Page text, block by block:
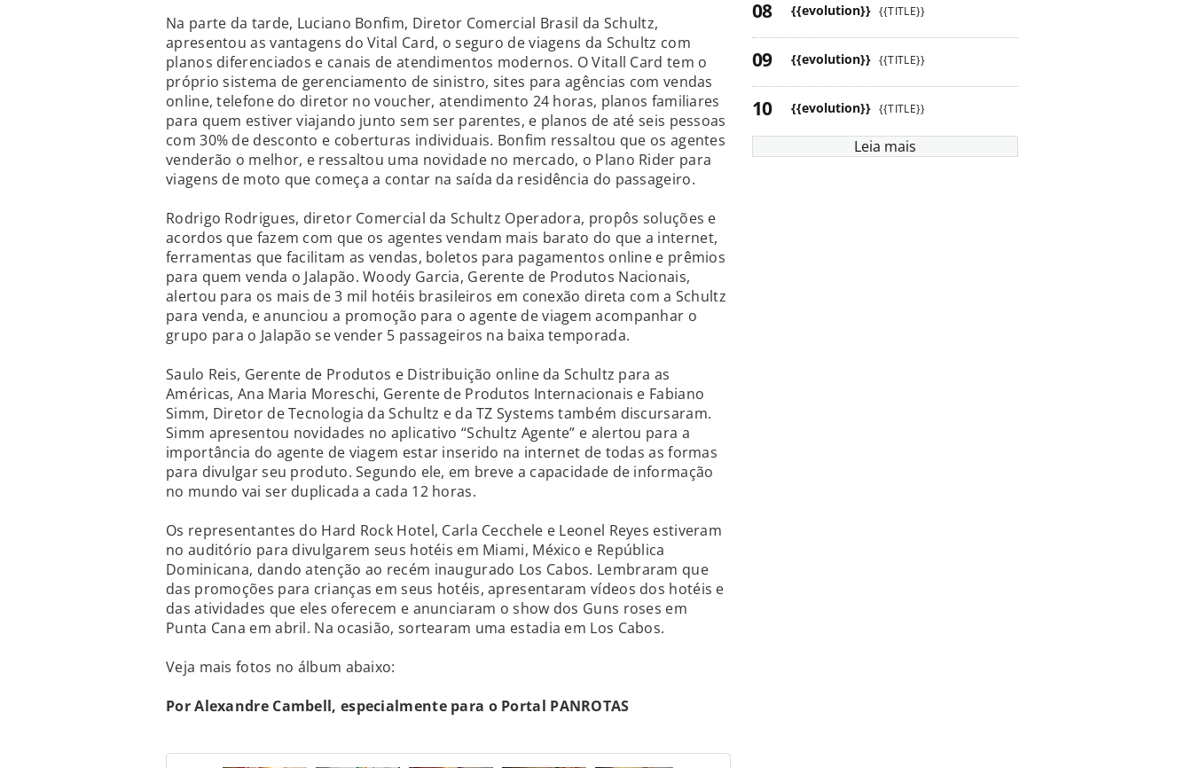
Na parte da tarde, Luciano Bonfim, Diretor Comercial Brasil da Schultz,
apresentou as vantagens do Vital Card, o seguro de viagens da Schultz com
planos diferenciados e canais de atendimentos modernos. O Vitall Card tem o
próprio sistema de gerenciamento de sinistro, sites para agências com vendas
online, telefone do diretor no voucher, atendimento 24 horas, planos familiares
para quem estiver viajando junto sem ser parentes, e planos de até seis pessoas
com 30% de desconto e coberturas individuais. Bonfim ressaltou que os agentes
venderão o melhor, e ressaltou uma novidade no mercado, o Plano Rider para
viagens de moto que começa a contar na saída da residência do passageiro.
Rodrigo Rodrigues, diretor Comercial da Schultz Operadora, propôs soluções e
acordos que fazem com que os agentes vendam mais barato do que a internet,
ferramentas que facilitam as vendas, boletos para pagamentos online e prêmios
para quem venda o Jalapão. Woody Garcia, Gerente de Produtos Nacionais,
alertou para os mais de 3 mil hotéis brasileiros em conexão direta com a Schultz
para venda, e anunciou a promoção para o agente de viagem acompanhar o
grupo para o Jalapão se vender 5 passageiros na baixa temporada.
Saulo Reis, Gerente de Produtos e Distribuição online da Schultz para as
Américas, Ana Maria Moreschi, Gerente de Produtos Internacionais e Fabiano
Simm, Diretor de Tecnologia da Schultz e da TZ Systems também discursaram.
Simm apresentou novidades no aplicativo “Schultz Agente” e alertou para a
importância do agente de viagem estar inserido na internet de todas as formas
para divulgar seu produto. Segundo ele, em breve a capacidade de informação
no mundo vai ser duplicada a cada 12 horas.
Os representantes do Hard Rock Hotel, Carla Cecchele e Leonel Reyes estiveram
no auditório para divulgarem seus hotéis em Miami, México e República
Dominicana, dando atenção ao recém inaugurado Los Cabos. Lembraram que
das promoções para crianças em seus hotéis, apresentaram vídeos dos hotéis e
das atividades que eles oferecem e anunciaram o show dos Guns roses em
Punta Cana em abril. Na ocasião, sortearam uma estadia em Los Cabos.
Veja mais fotos no álbum abaixo:
Por Alexandre Cambell, especialmente para o Portal PANROTAS
{{evolution}} {{TITLE}}
{{evolution}} {{TITLE}}
{{evolution}} {{TITLE}}
Leia mais